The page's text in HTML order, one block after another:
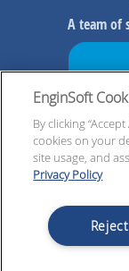
A team of
Preview
EnginSoft
By clicking
cookies on your
site usage, and
Privacy Policy